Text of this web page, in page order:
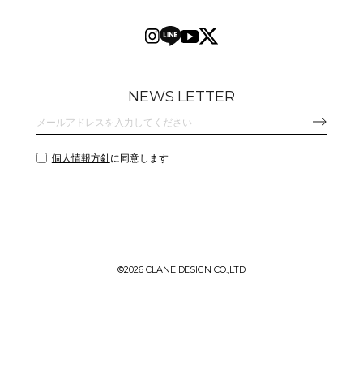
NEWS LETTER
個人情報方針に同意します
©2026 CLANE DESIGN CO.,LTD